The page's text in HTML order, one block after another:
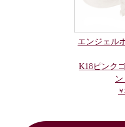
エンジェル
K18ピンク